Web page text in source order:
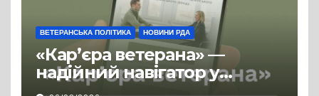
ВЕТЕРАНСЬКА ПОЛІТИКА НОВИНИ РДА
«Кар’єра ветерана» —
надійний навігатор у
цивільній професії